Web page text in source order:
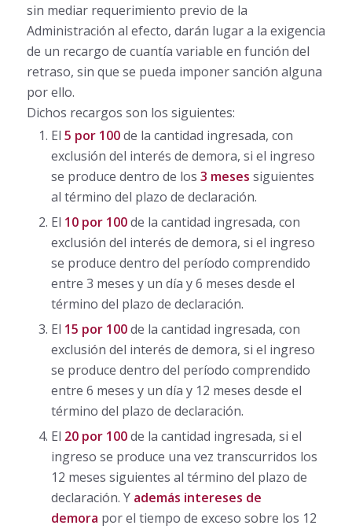
sin mediar requerimiento previo de la
Administración al efecto, darán lugar a la exigencia
de un recargo de cuantía variable en función del
retraso, sin que se pueda imponer sanción alguna
por ello.
Dichos recargos son los siguientes:
El 5 por 100de la cantidad ingresada, con
exclusión del interés de demora, si el ingreso
se produce dentro de los 3 meses siguientes
al término del plazo de declaración.
El 10 por 100de la cantidad ingresada, con
exclusión del interés de demora, si el ingreso
se produce dentro del período comprendido
entre 3 meses y un día y 6 meses desde el
término del plazo de declaración.
El 15 por 100de la cantidad ingresada, con
exclusión del interés de demora, si el ingreso
se produce dentro del período comprendido
entre 6 meses y un día y 12 meses desde el
término del plazo de declaración.
El 20 por 100de la cantidad ingresada, si el
ingreso se produce una vez transcurridos los
12 meses siguientes al término del plazo de
declaración. Y además intereses de
demora por el tiempo de exceso sobre los 12